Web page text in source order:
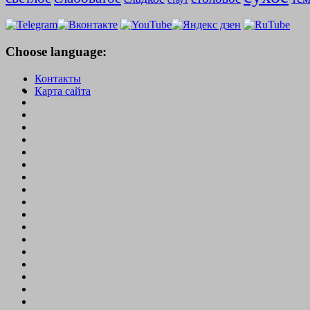
Choose language:
Контакты
Карта сайта